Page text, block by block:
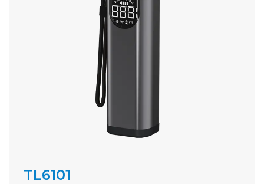
TL6101